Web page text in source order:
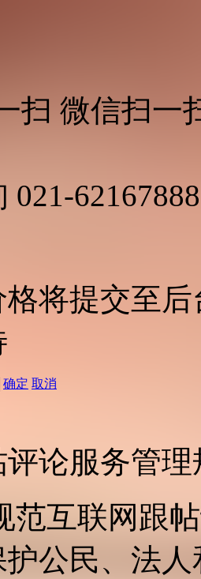
微信扫一
021-62167888
将提交至
确定 取消
论服务管理
范互联网跟
公民、法